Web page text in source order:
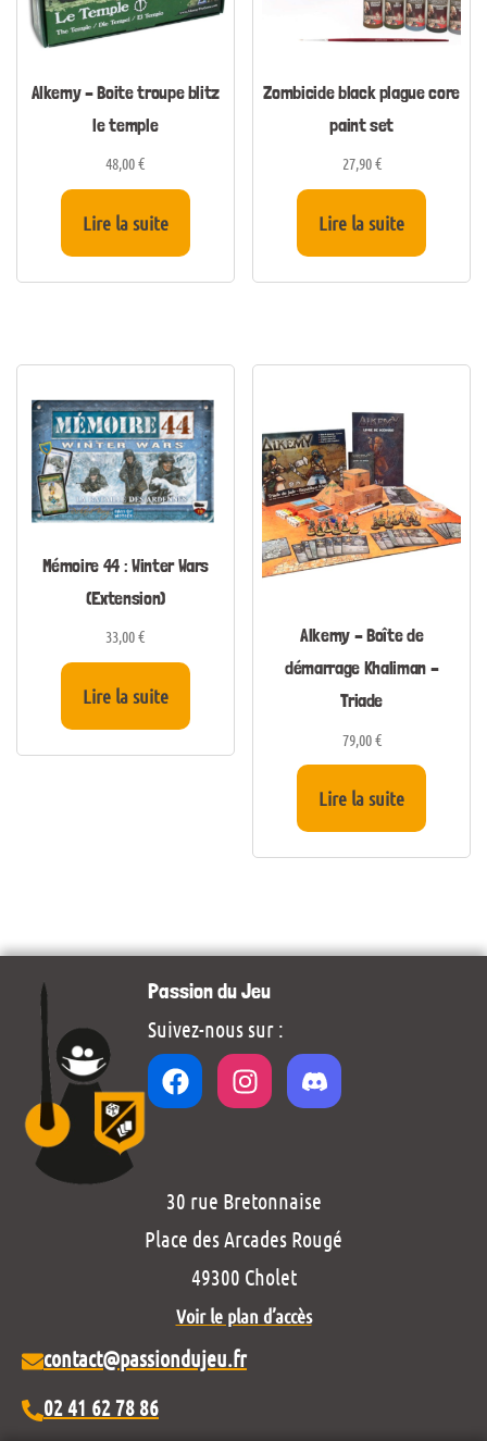
Alkemy – Boite troupe blitz
le temple
48,00€
Lire la suite
Zombicide black plague core
paint set
27,90€
Lire la suite
Mémoire 44 : Winter Wars
(Extension)
33,00€
Lire la suite
Alkemy – Boîte de
démarrage Khaliman –
Triade
79,00€
Lire la suite
Passion du Jeu
Suivez-nous sur :
30 rue Bretonnaise
Place des Arcades Rougé
49300 Cholet
Voir le plan d’accès
contact@passiondujeu.fr
02 41 62 78 86